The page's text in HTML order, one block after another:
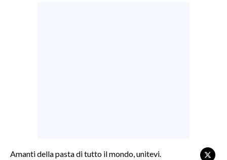
Amanti della pasta di tutto il mondo, unitevi.